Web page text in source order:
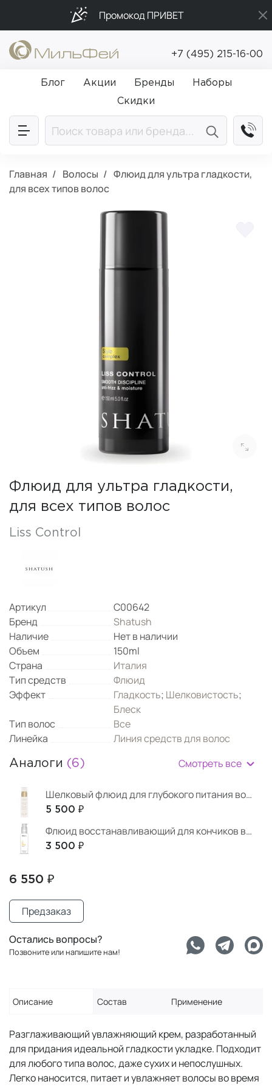
Промокод ПРИВЕТ
Бесплатная доставка от 5 000₽
Подарки в каждый заказ от 5 000₽
+7 (495) 215-16-00
Блог Акции Бренды
Наборы
Скидки
Главная Волосы
Флюид для ультра гладкости,
для всех типов волос
Флюид для ультра гладкости,
для всех типов волос
Liss Control
Артикул
C00642
Бренд
Shatush
Наличие
Нет в наличии
Объем
150ml
Страна
Италия
Тип средств
Флюид
Эффект
Гладкость; Шелковистость;
Блеск
Тип волос
Все
Линейка
Линия средств для волос
Аналоги (6) Смотреть все
Шелковый флюид для глубокого питания волос
5 500 ₽
Флюид восстанавливающий для кончиков волос
3 500 ₽
6 550 ₽
Предзаказ
Остались вопросы?
Позвоните или напишите нам!
Описание Состав Применение
Разглаживающий увлажняющий крем, разработанный
для придания идеальной гладкости укладке. Подходит
для любого типа волос, даже сухих и непослушных.
Легко наносится, питает и увлажняет волосы во время